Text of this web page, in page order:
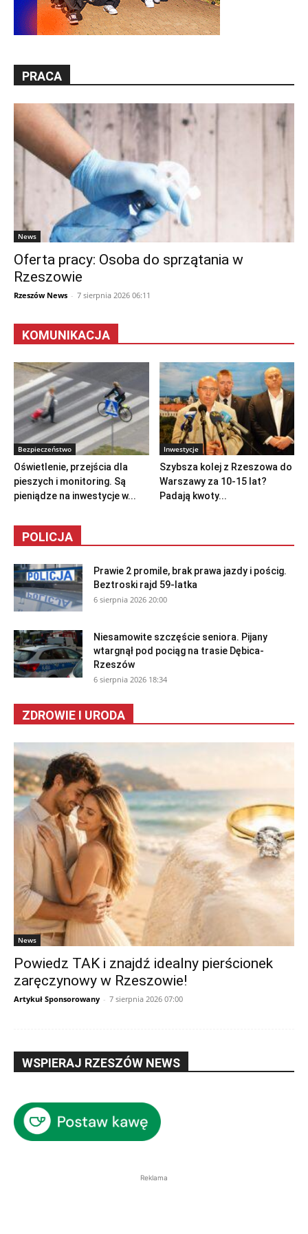
PRACA
News
Oferta pracy: Osoba do sprzątania w
Rzeszowie
Rzeszów News - 7 sierpnia 2026 06:11
KOMUNIKACJA
Bezpieczeństwo
Oświetlenie, przejścia dla
pieszych i monitoring. Są
pieniądze na inwestycje w...
Inwestycje
Szybsza kolej z Rzeszowa do
Warszawy za 10-15 lat?
Padają kwoty...
POLICJA
Prawie 2 promile, brak prawa jazdy i pościg.
Beztroski rajd 59-latka
6 sierpnia 2026 20:00
Niesamowite szczęście seniora. Pijany
wtargnął pod pociąg na trasie Dębica-
Rzeszów
6 sierpnia 2026 18:34
ZDROWIE I URODA
News
Powiedz TAK i znajdź idealny pierścionek
zaręczynowy w Rzeszowie!
Artykuł Sponsorowany - 7 sierpnia 2026 07:00
WSPIERAJ RZESZÓW NEWS
Reklama